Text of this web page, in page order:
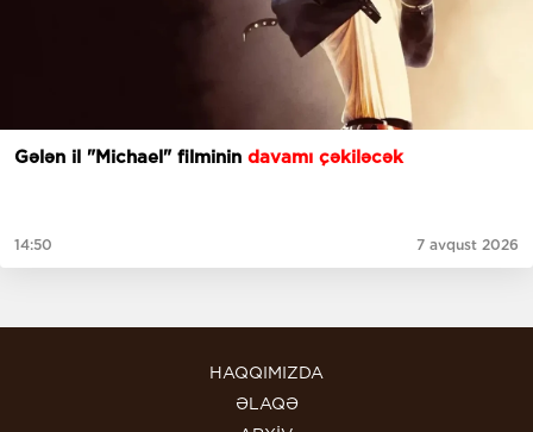
Gələn il "Michael" filminin davamı çəkiləcək
14:50 7 avqust 2026
HAQQIMIZDA
ƏLAQƏ